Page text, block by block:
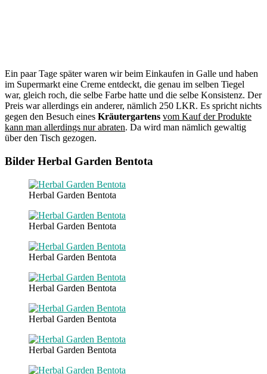
Ein paar Tage später waren wir beim Einkaufen in Galle und haben
im Supermarkt eine Creme entdeckt, die genau im selben Tiegel
war, gleich roch, die selbe Farbe hatte und die selbe Konsistenz. Der
Preis war allerdings ein anderer, nämlich 250 LKR. Es spricht nichts
gegen den Besuch eines Kräutergartens vom Kauf der Produkte
kann man allerdings nur abraten. Da wird man nämlich gewaltig
über den Tisch gezogen.
Bilder Herbal Garden Bentota
Herbal Garden Bentota
Herbal Garden Bentota
Herbal Garden Bentota
Herbal Garden Bentota
Herbal Garden Bentota
Herbal Garden Bentota